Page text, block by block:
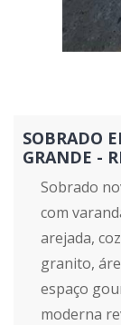
SOBRADO
GRANDE -
Sobrado
com
arejada,
granito,
espaço
moderna